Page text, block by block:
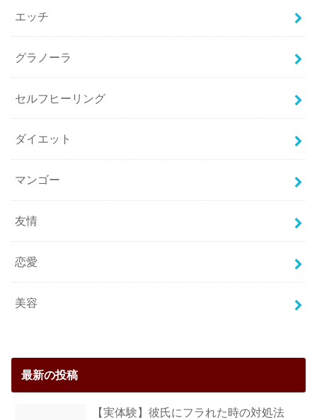
エッチ
グラノーラ
セルフヒーリング
ダイエット
マンゴー
友情
恋愛
美容
最新の投稿
【実体験】彼氏にフラれた時の対処法